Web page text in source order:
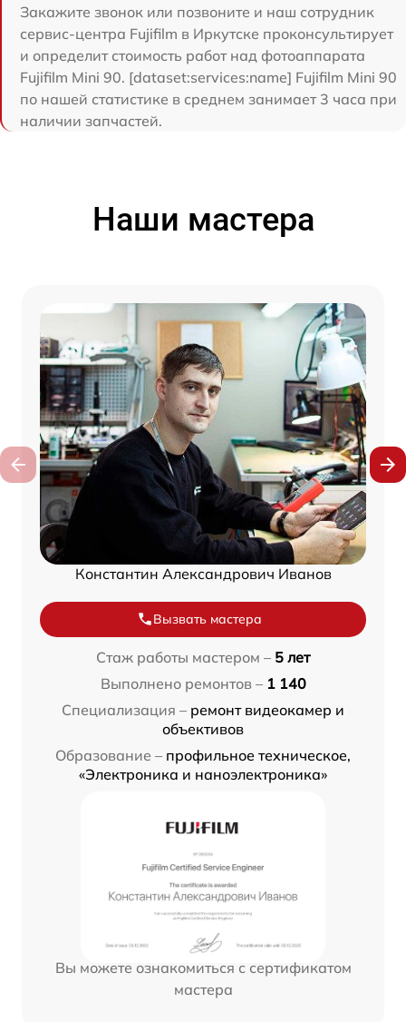
Закажите звонок или позвоните и наш сотрудник
сервис-центра Fujifilm в Иркутске проконсультирует
и определит стоимость работ над фотоаппарата
Fujifilm Mini 90. [dataset:services:name] Fujifilm Mini 90
по нашей статистике в среднем занимает 3 часа при
наличии запчастей.
Наши мастера
Константин Александрович Иванов
Вызвать мастера
Стаж работы мастером – 5 лет
Выполнено ремонтов – 1 140
Специализация – ремонт видеокамер и
объективов
Образование – профильное техническое,
«Электроника и наноэлектроника»
Вы можете ознакомиться с сертификатом
мастера